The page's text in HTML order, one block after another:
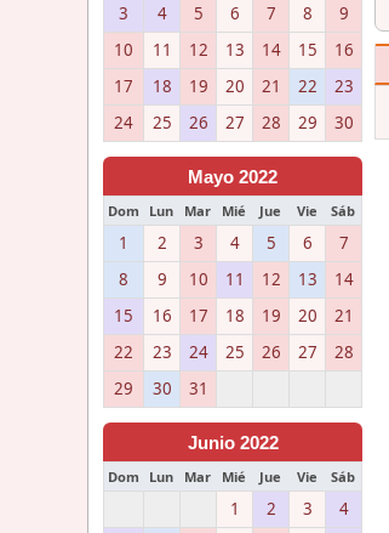
3
4 5 6 7 8
9
10
11 12 13 14 15
16
17
18 19 20 21 22
23
24
25 26 27 28 29 30
Mayo 2022
Dom Lun Mar Mié Jue Vie Sáb
1 2 3 4 5 6
7
8
9 10 11 12 13
14
15
16 17 18 19 20
21
22
23 24 25 26 27
28
29
30 31
Junio 2022
Dom Lun Mar Mié Jue Vie Sáb
1 2 3 4